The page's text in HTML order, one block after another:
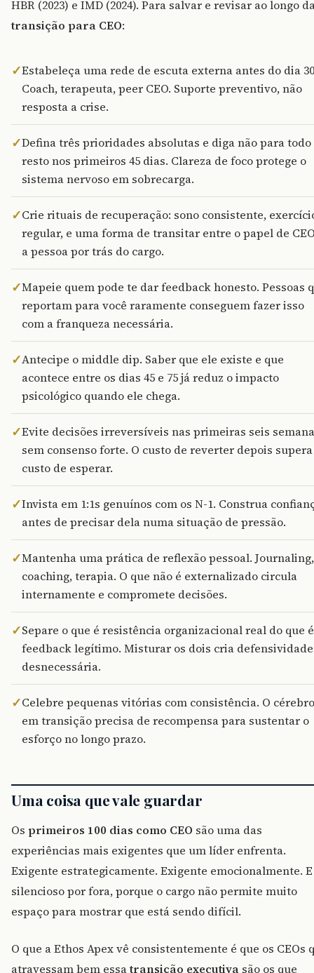
HBR (2023) e IMD (2024). Para salvar e revisar ao longo
transição para CEO:
✓Estabeleça uma rede de escuta externa antes do dia
Coach, terapeuta, peer CEO. Suporte preventivo, não
resposta a crise.
✓Defina três prioridades absolutas e diga não para todo
resto nos primeiros 45 dias. Clareza de foco protege o
sistema nervoso em sobrecarga.
✓Crie rituais de recuperação: sono consistente,
regular, e uma forma de transitar entre o papel de
a pessoa por trás do cargo.
✓Mapeie quem pode te dar feedback honesto. Pessoas
reportam para você raramente conseguem fazer isso
com a franqueza necessária.
✓Antecipe o middle dip. Saber que ele existe e que
acontece entre os dias 45 e 75 já reduz o impacto
psicológico quando ele chega.
✓Evite decisões irreversíveis nas primeiras seis
sem consenso forte. O custo de reverter depois
custo de esperar.
✓Invista em 1:1s genuínos com os N-1. Construa
antes de precisar dela numa situação de pressão.
✓Mantenha uma prática de reflexão pessoal. Journaling,
coaching, terapia. O que não é externalizado circula
internamente e compromete decisões.
✓Separe o que é resistência organizacional real do que é
feedback legítimo. Misturar os dois cria defensividade
desnecessária.
✓Celebre pequenas vitórias com consistência. O cérebro
em transição precisa de recompensa para sustentar o
esforço no longo prazo.
Uma coisa que vale guardar
Os primeiros 100 dias como CEO são uma das
experiências mais exigentes que um líder enfrenta.
Exigente estrategicamente. Exigente emocionalmente. E
silencioso por fora, porque o cargo não permite muito
espaço para mostrar que está sendo difícil.
O que a Ethos Apex vê consistentemente é que os CEOs
atravessam bem essatransição executiva são os que